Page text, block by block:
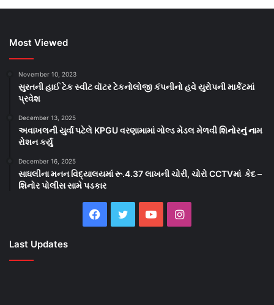
Most Viewed
November 10, 2023
સુરતની હાઈ ટેક સ્વીટ વૉટર ટેકનોલોજી કંપનીનો હવે યુરોપની માર્કેટમાં
પ્રવેશ
December 13, 2025
અવાખલની યુર્વા પટેલે KPGU વરણામામાં ગોલ્ડ મેડલ મેળવી શિનોરનું નામ
રોશન કર્યું
December 16, 2025
સાધલીના મનન વિદ્યાલયમાં રૂ.4.37 લાખની ચોરી, ચોરો CCTVમાં કેદ –
શિનોર પોલીસ સામે પડકાર
Facebook
Twitter YouTubeInstagram
Last Updates